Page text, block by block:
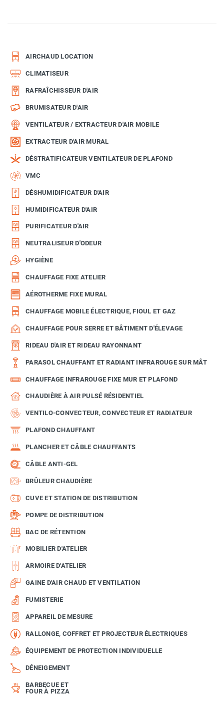
AIRCHAUD LOCATION
CLIMATISEUR
RAFRAÎCHISSEUR D'AIR
BRUMISATEUR D'AIR
VENTILATEUR / EXTRACTEUR D'AIR MOBILE
EXTRACTEUR D'AIR MURAL
DÉSTRATIFICATEUR VENTILATEUR DE PLAFOND
VMC
DÉSHUMIDIFICATEUR D'AIR
HUMIDIFICATEUR D'AIR
PURIFICATEUR D'AIR
NEUTRALISEUR D'ODEUR
HYGIÈNE
CHAUFFAGE FIXE ATELIER
AÉROTHERME FIXE MURAL
CHAUFFAGE MOBILE ÉLECTRIQUE, FIOUL ET GAZ
CHAUFFAGE POUR SERRE ET BÂTIMENT D'ÉLEVAGE
RIDEAU D'AIR ET RIDEAU RAYONNANT
PARASOL CHAUFFANT ET RADIANT INFRAROUGE SUR MÂT
CHAUFFAGE INFRAROUGE FIXE MUR ET PLAFOND
CHAUDIÈRE À AIR PULSÉ RÉSIDENTIEL
VENTILO-CONVECTEUR, CONVECTEUR ET RADIATEUR
PLAFOND CHAUFFANT
PLANCHER ET CÂBLE CHAUFFANTS
CÂBLE ANTI-GEL
BRÛLEUR CHAUDIÈRE
CUVE ET STATION DE DISTRIBUTION
POMPE DE DISTRIBUTION
BAC DE RÉTENTION
MOBILIER D'ATELIER
ARMOIRE D'ATELIER
GAINE D'AIR CHAUD ET VENTILATION
FUMISTERIE
APPAREIL DE MESURE
RALLONGE, COFFRET ET PROJECTEUR ÉLECTRIQUES
ÉQUIPEMENT DE PROTECTION INDIVIDUELLE
DÉNEIGEMENT
BARBECUE ET
FOUR À PIZZA